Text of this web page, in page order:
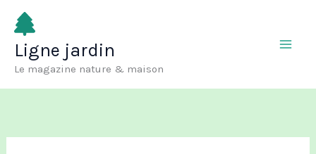
Aller
contenu
Ligne jardin
Le magazine nature & maison